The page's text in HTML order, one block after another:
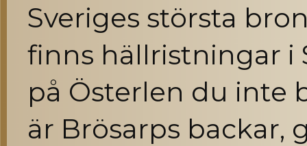
Sveriges största
finns hällristningar i
på Österlen du inte
är Brösarps backar,